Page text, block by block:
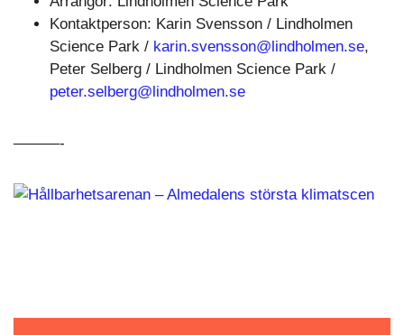
Kontaktperson: Karin Svensson / Lindholmen
Science Park / karin.svensson@lindholmen.se,
Peter Selberg / Lindholmen Science Park /
peter.selberg@lindholmen.se
———-